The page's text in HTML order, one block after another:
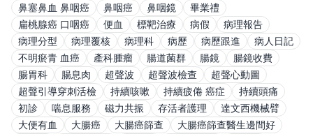
鼻塞鼻血 鼻咽癌
鼻咽癌 鼻咽鏡
畢業禮
扁桃腺癌 口咽癌
便血 標靶治療 病假
病理報告
病理分型
病理覆核 病理科 病歷 病歷跟進
病人日記
不明瘀青 血癌
產科腫瘤 腸道菌群 腸鏡
腸鏡收費
腸胃科
腸息肉 超聲波 超聲波檢查
超聲心動圖
超聲引導穿刺活檢
持續咳嗽 持續疲倦 癌症
持續頭痛
初診
喘息服務 磁力共振 存活者護理
達文西機械臂
大便有血
大腸癌 大腸癌篩查
大腸癌篩查醫生邊間好